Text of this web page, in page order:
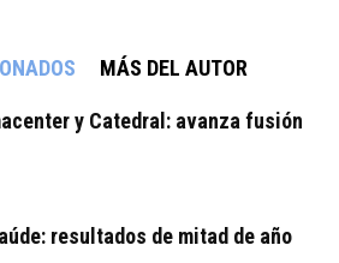
MÁS DEL AUTOR
y Catedral: avanza fusión
resultados de mitad de año